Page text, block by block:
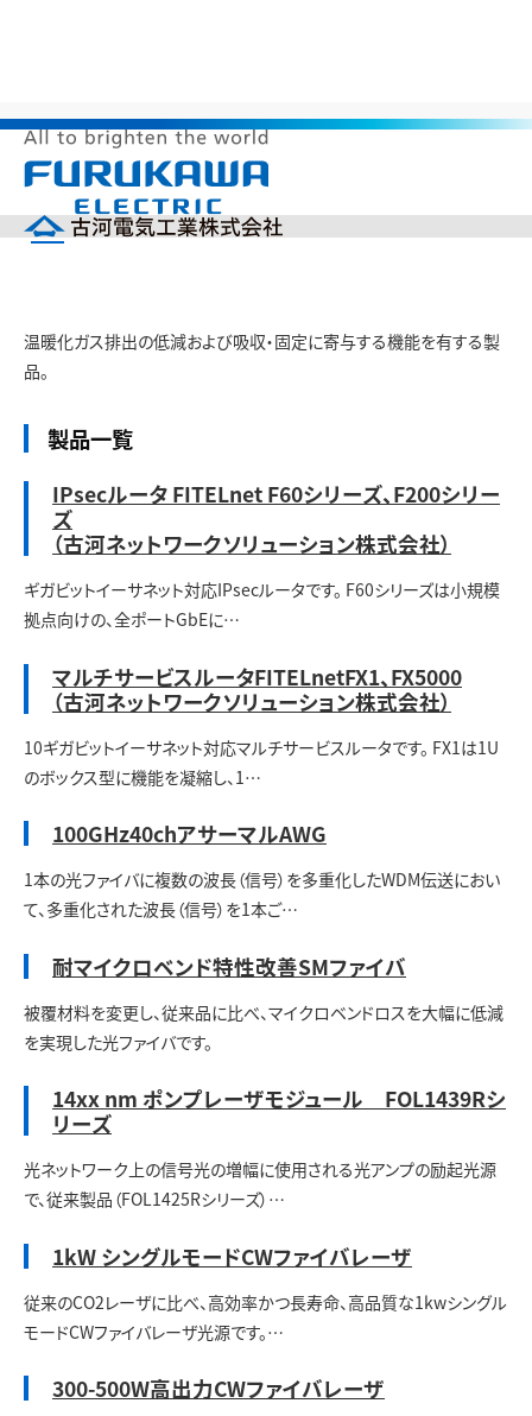
ニ
ュ
研究開発
投資家の皆様へ（IR）
採用情報
製品カタログ
ニュース
お問い合わせ
HOME > サステナビリティ > 環境調和製品 >
地球温暖化防止
温暖化ガス排出の低減および吸収・固定に寄与する機能を有する製
品。
製品一覧
IPsecルータ FITELnet F60シリーズ、F200シリー
ズ
（古河ネットワークソリューション株式会社）
ギガビットイーサネット対応IPsecルータです。 F60シリーズは小規模
拠点向けの、全ポートGbEに…
マルチサービスルータFITELnetFX1、FX5000
（古河ネットワークソリューション株式会社）
10ギガビットイーサネット対応マルチサービスルータです。 FX1は1U
のボックス型に機能を凝縮し、1…
100GHz40chアサーマルAWG
1本の光ファイバに複数の波長（信号）を多重化したWDM伝送におい
て、多重化された波長（信号）を1本ご…
耐マイクロベンド特性改善SMファイバ
被覆材料を変更し、従来品に比べ、マイクロベンドロスを大幅に低減
を実現した光ファイバです。
14xx nm ポンプレーザモジュール FOL1439Rシ
リーズ
光ネットワーク上の信号光の増幅に使用される光アンプの励起光源
で、従来製品（FOL1425Rシリーズ）…
1kW シングルモードCWファイバレーザ
従来のCO2レーザに比べ、高効率かつ長寿命、高品質な1kwシングル
モードCWファイバレーザ光源です。…
300-500W高出力CWファイバレーザ